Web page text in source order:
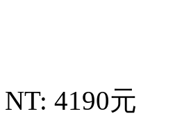
NT: 4190元